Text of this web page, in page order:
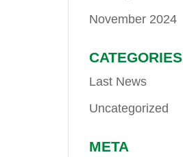
November 2024
CATEGORIES
Last News
Uncategorized
META